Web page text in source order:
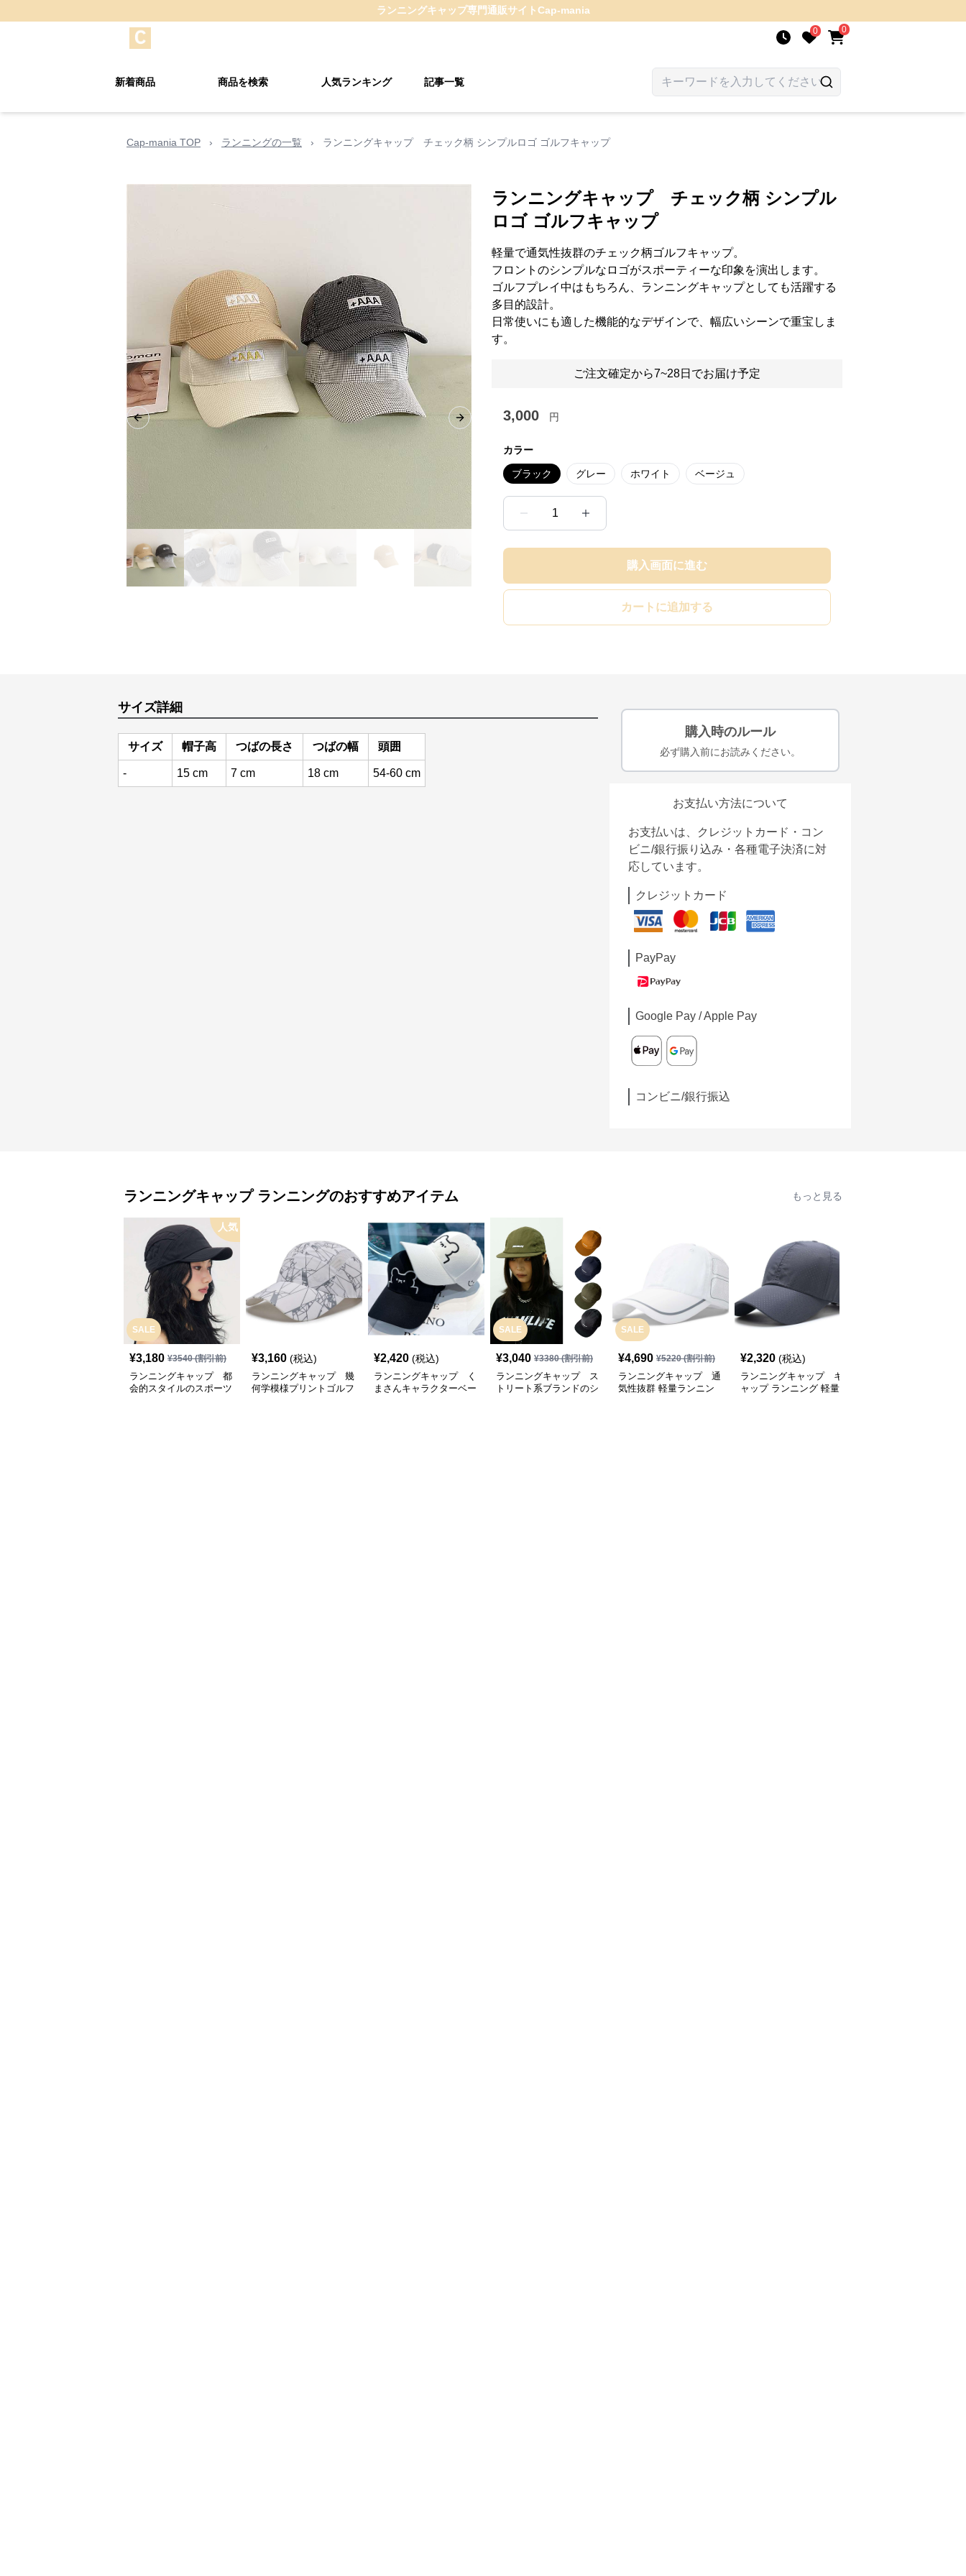
ランニングキャップ専門通販サイトCap-mania
0 0
新着商品 商品を検索 人気ランキング 記事一覧
Cap-mania TOP › ランニングの一覧 › ランニングキャップ チェック柄 シンプルロゴ ゴルフキャップ
Previous slide Next slide
ランニングキャップ チェック柄 シンプル
ロゴ ゴルフキャップ
軽量で通気性抜群のチェック柄ゴルフキャップ。
フロントのシンプルなロゴがスポーティーな印象を演出します。
ゴルフプレイ中はもちろん、ランニングキャップとしても活躍する
多目的設計。
日常使いにも適した機能的なデザインで、幅広いシーンで重宝しま
す。
ご注文確定から7~28日でお届け予定
3,000 円
カラー
ブラック グレー ホワイト ベージュ
1
購入画面に進む
カートに追加する
サイズ詳細
サイズ 帽子高 つばの長さ つばの幅 頭囲
- 15 cm 7 cm 18 cm 54-60 cm
購入時のルール
必ず購入前にお読みください。
お支払い方法について
お支払いは、クレジットカード・コン
ビニ/銀行振り込み・各種電子決済に対
応しています。
クレジットカード
PayPay
Google Pay / Apple Pay
コンビニ/銀行振込
ランニングキャップ ランニングのおすすめアイテム もっと見る
SALE
人気
¥3,180 ¥3540(割引前)
ランニングキャップ 都
会的スタイルのスポーツ
¥3,160 (税込)
ランニングキャップ 幾
何学模様プリントゴルフ
¥2,420 (税込)
ランニングキャップ く
まさんキャラクターベー
SALE
¥3,040 ¥3380(割引前)
ランニングキャップ ス
トリート系ブランドのシ
SALE
¥4,690 ¥5220(割引前)
ランニングキャップ 通
気性抜群 軽量ランニン
¥2,320 (税込)
ランニングキャップ キ
ャップ ランニング 軽量